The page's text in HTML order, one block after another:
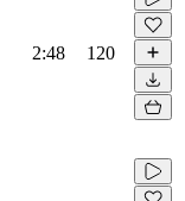
2:48 120